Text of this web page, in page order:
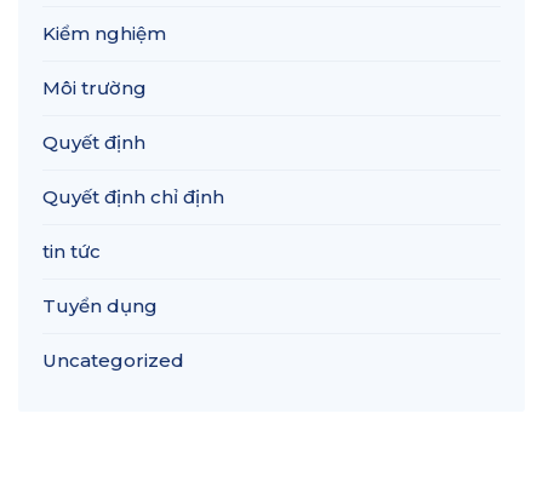
Kiểm nghiệm
Môi trường
Quyết định
Quyết định chỉ định
tin tức
Tuyển dụng
Uncategorized